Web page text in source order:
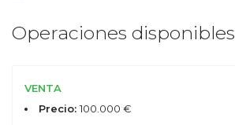
Operaciones disponibles
VENTA
Precio: 100.000 €